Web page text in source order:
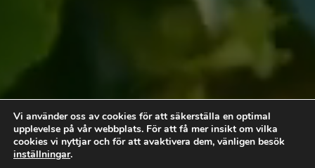
Vi hjälper dig skapa din
drömträdgård
Vi använder oss av cookies för att säkerställa en optimal
upplevelse på vår webbplats. För att få mer insikt om vilka
cookies vi nyttjar och för att avaktivera dem, vänligen besök
inställningar.